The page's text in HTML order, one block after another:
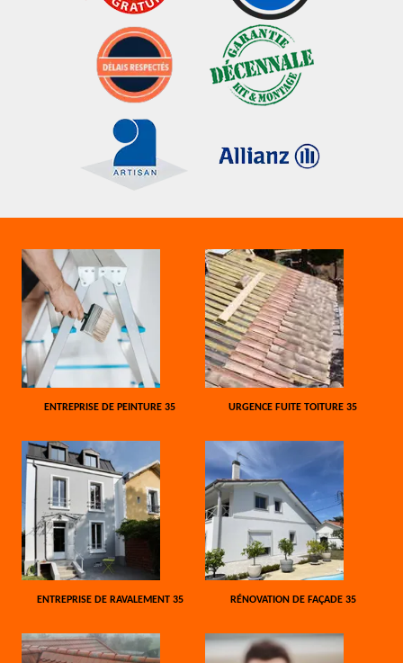
ENTREPRISE DE PEINTURE 35 URGENCE FUITE TOITURE 35
ENTREPRISE DE RAVALEMENT 35 RÉNOVATION DE FAÇADE 35